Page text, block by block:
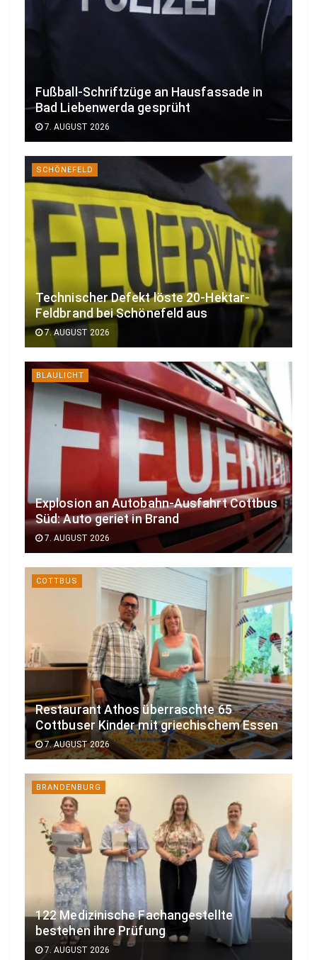
Fußball-Schriftzüge an Hausfassade in
Bad Liebenwerda gesprüht
7. AUGUST 2026
SCHÖNEFELD
Technischer Defekt löste 20-Hektar-
Feldbrand bei Schönefeld aus
7. AUGUST 2026
BLAULICHT
Explosion an Autobahn-Ausfahrt Cottbus
Süd: Auto geriet in Brand
7. AUGUST 2026
COTTBUS
Restaurant Athos überraschte 65
Cottbuser Kinder mit griechischem Essen
7. AUGUST 2026
BRANDENBURG
122 Medizinische Fachangestellte
bestehen ihre Prüfung
7. AUGUST 2026